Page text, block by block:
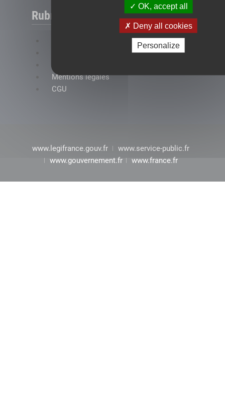
OK, accept all
Deny all cookies
Personalize
Rubriques
Mentions légales
CGU
www.legifrance.gouv.fr
www.service-public.fr
www.gouvernement.fr
www.france.fr